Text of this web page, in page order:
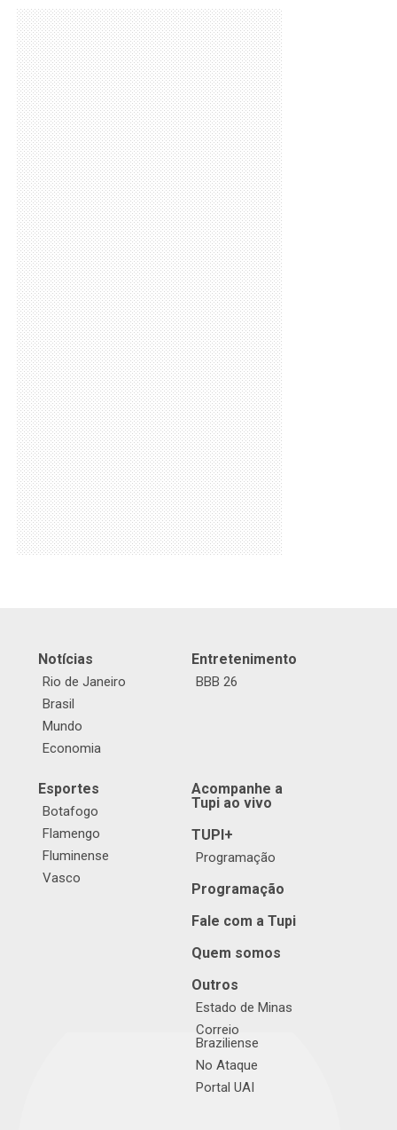
Notícias
Rio de Janeiro
Brasil
Mundo
Economia
Entretenimento
BBB 26
Esportes
Botafogo
Flamengo
Fluminense
Vasco
Acompanhe a
Tupi ao vivo
TUPI+
Programação
Programação
Fale com a Tupi
Quem somos
Outros
Estado de Minas
Correio
Braziliense
No Ataque
Portal UAI